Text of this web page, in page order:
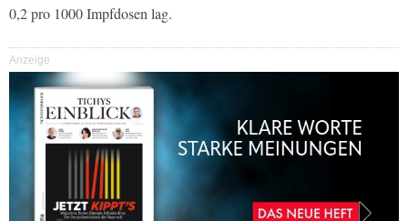
0,2 pro 1000 Impfdosen lag.
Anzeige